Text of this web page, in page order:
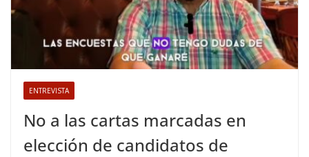
ENTREVISTA
No a las cartas marcadas en
elección de candidatos de